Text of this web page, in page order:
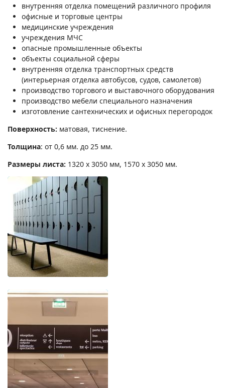
внутренняя отделка помещений различного профиля
офисные и торговые центры
медицинские учреждения
учреждения МЧС
опасные промышленные объекты
объекты социальной сферы
внутренняя отделка транспортных средств
(интерьерная отделка автобусов, судов, самолетов)
производство торгового и выставочного оборудования
производство мебели специального назначения
изготовление сантехнических и офисных перегородок
Поверхность: матовая, тиснение.
Толщина: от 0,6 мм. до 25 мм.
Размеры листа: 1320 х 3050 мм, 1570 х 3050 мм.